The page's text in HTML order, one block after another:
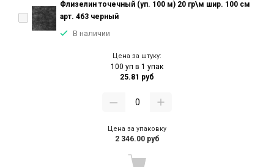
Флизелин точечный (уп. 100 м) 20 гр\м шир. 100 см
арт. 463 черный
В наличии
Цена за штуку:
100 уп в 1 упак
25.81 руб
Цена за упаковку
2 346.00 руб